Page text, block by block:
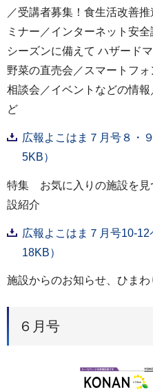
／受講者募集！食生活改善
ミナー／インターネット安
シーズンに備えて ハザード
野菜の直売会／スマートフ
相談会／イベントなどの情
ど
広報よこはま７月号８・
5KB）
特集 お気に入りの施設を
設紹介
広報よこはま７月号10-12
18KB）
施設からのお知らせ、ひまわ
６月号